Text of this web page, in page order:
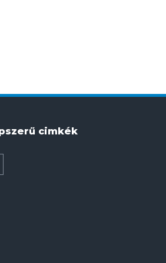
cimkék